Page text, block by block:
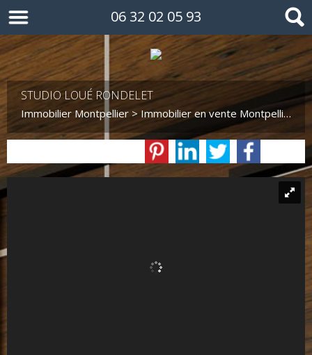
06 32 02 05 93
STUDIO LOUÉ RONDELET
Immobilier Montpellier > Immobilier en vente Montpellier